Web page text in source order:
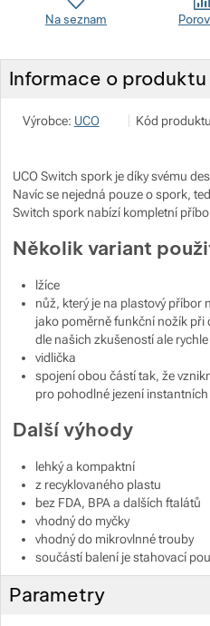
Na seznam
Informace o produktu
Výrobce: UCO Zobrazit
JuBö
Špalkova
Kód
UCO Switch spork je díky svému
Navíc se nejedná pouze o spork,
Switch spork nabízí kompletní
Několik variant
lžíce
nůž, který je na plastový příbor
jako poměrně funkční nožík při
dle našich zkušeností ale
vidlička
spojení obou částí tak, že
pro pohodlné jezení instantních
Další výhody
lehký a kompaktní
z recyklovaného plastu
bez FDA, BPA a dalších ftalátů
vhodný do myčky
vhodný do mikrovlnné trouby
součástí balení je stahovací
Parametry
Zobrazit více
Zobrazit více
Zobrazit více
Zobrazit více
Zobrazit více
Zobrazit více
Zobrazit více
Zobrazit více